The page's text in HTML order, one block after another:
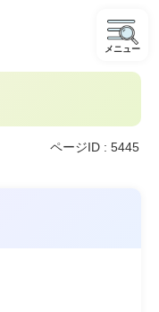
メニュー
ページID : 5445